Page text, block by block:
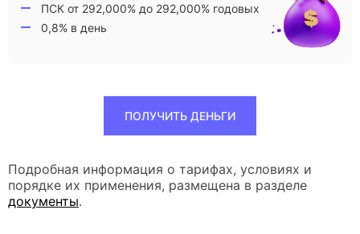
ПСК от 292,000% до 292,000% годовых
0,8% в день
ПОЛУЧИТЬ ДЕНЬГИ
Подробная информация о тарифах, условиях и
порядке их применения, размещена в разделе
документы.